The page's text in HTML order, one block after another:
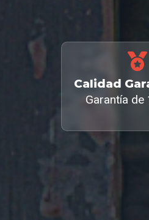
Calidad
Garantía de